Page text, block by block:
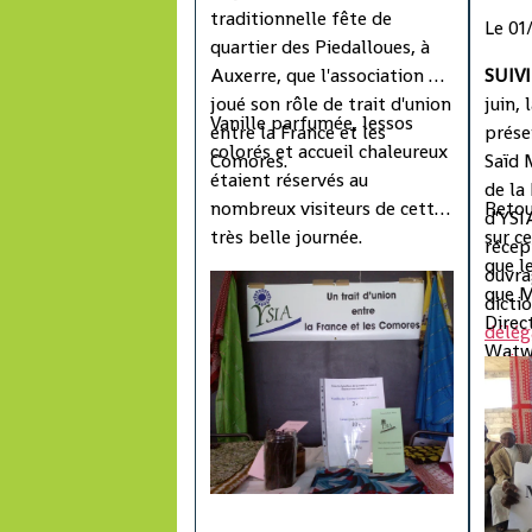
traditionnelle fête de
quartier des Piedalloues, à
Auxerre, que l'association a
joué son rôle de trait d'union
entre la France et les
Comores.
Vanille parfumée, lessos
colorés et accueil chaleureux
étaient réservés au
nombreux visiteurs de cette
très belle journée.
Le
juin,
Saïd
de la
sur
que
que
et de
leur